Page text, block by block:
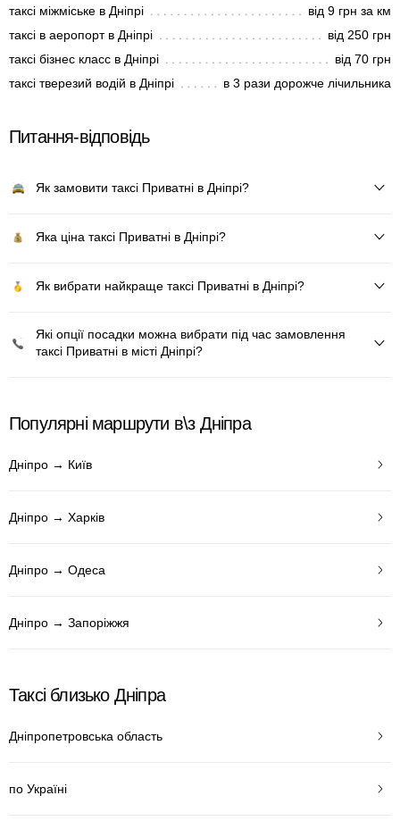
таксі міжміське в Дніпрі
від 9 грн за км
таксі в аеропорт в Дніпрі
від 250 грн
таксі бізнес класс в Дніпрі
від 70 грн
таксі тверезий водій в Дніпрі
в 3 рази дорожче лічильника
Питання-відповідь
Як замовити таксі Приватні в Дніпрі?
Яка ціна таксі Приватні в Дніпрі?
Як вибрати найкраще таксі Приватні в Дніпрі?
Які опції посадки можна вибрати під час замовлення
таксі Приватні в місті Дніпрі?
Популярні маршрути в\з Дніпра
Дніпро → Київ
Дніпро → Харків
Дніпро → Одеса
Дніпро → Запоріжжя
Таксі близько Дніпра
Дніпропетровська область
по Україні